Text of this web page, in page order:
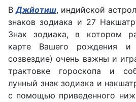
ВДжйотиш, индийской
знаков зодиака и 27
Знак зодиака, в котором
карте Вашего рождения и
созвездие) очень важны и
трактовке гороскопа и
лунный знак зодиака и
с помощью приведенного